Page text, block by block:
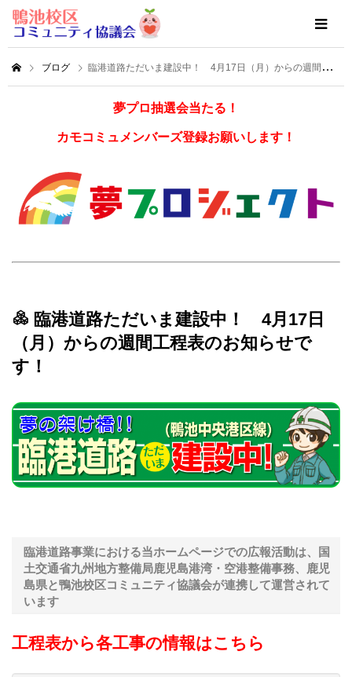
ブログ 臨港道路ただいま建設中！ 4月17日（月）からの週間工程表のお知らせです！
夢プロ抽選会当たる！
カモコミュメンバーズ登録お願いします！
臨港道路ただいま建設中！ 4月17日
（月）からの週間工程表のお知らせで
す！
臨港道路事業における当ホームページでの広報活動は、国
土交通省九州地方整備局鹿児島港湾・空港整備事務、鹿児
島県と鴨池校区コミュニティ協議会が連携して運営されて
います
工程表から各工事の情報はこちら